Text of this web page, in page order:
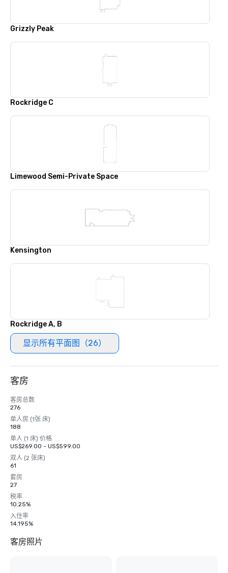
Grizzly Peak
Rockridge C
Limewood Semi-Private Space
Kensington
Rockridge A, B
显示所有平面图（26）
客房
客房总数
276
单人房 (1张 床)
188
单人 (1 床) 价格
US$269.00 - US$599.00
双人 (2 张床)
61
套房
27
税率
10.25%
入住率
14.195%
客房照片